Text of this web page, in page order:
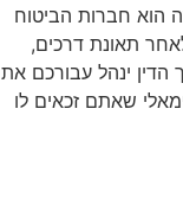
הוא חברות הביטוח
תאונת דרכים,
הדין ינהל עבורכם את
שאתם זכאים לו